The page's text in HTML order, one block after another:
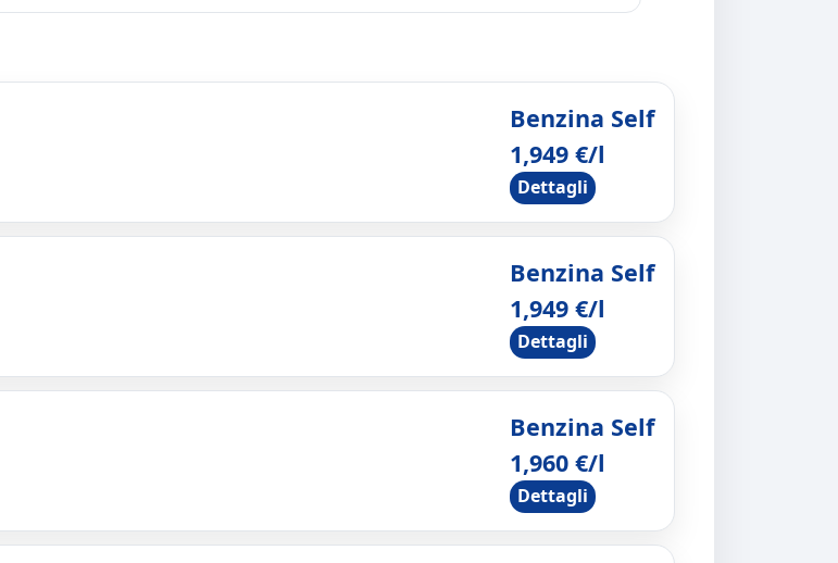
Benzina Self
1,949 €/l
Dettagli
Benzina Self
1,949 €/l
Dettagli
Benzina Self
1,960 €/l
Dettagli